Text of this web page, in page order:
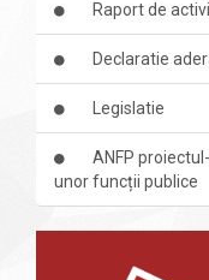
Raport de
Declaratie
Legislatie
ANFP
unor funcții publice